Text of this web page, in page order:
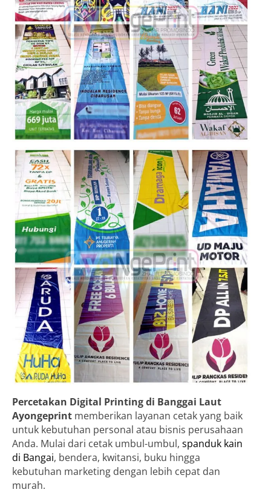
Percetakan Digital Printing di Banggai Laut
Ayongeprint memberikan layanan cetak yang baik
untuk kebutuhan personal atau bisnis perusahaan
Anda. Mulai dari cetak umbul-umbul, spanduk kain
di Bangai, bendera, kwitansi, buku hingga
kebutuhan marketing dengan lebih cepat dan
murah.